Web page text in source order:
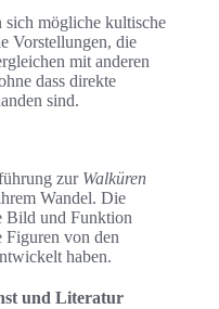
sich mögliche kultische
Vorstellungen, die
mit anderen
dass direkte
sind.
zur Walküren
Wandel. Die
Bild und Funktion
Figuren von den
haben.
und Literatur